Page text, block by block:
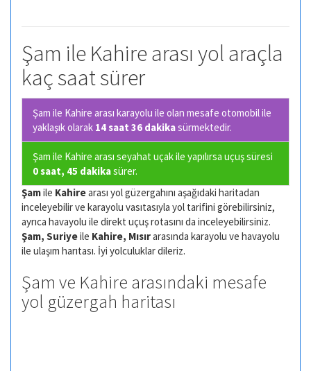
Şam ile Kahire arası yol araçla
kaç saat sürer
Şam ile Kahire arası karayolu ile olan mesafe otomobil ile
yaklaşık olarak 14 saat 36 dakikasürmektedir.
Şam ile Kahire arası seyahat uçak ile yapılırsa uçuş süresi
0 saat, 45 dakikasürer.
Şamile Kahirearası yol güzergahını aşağıdaki haritadan
inceleyebilir ve karayolu vasıtasıyla yol tarifini görebilirsiniz,
ayrıca havayolu ile direkt uçuş rotasını da inceleyebilirsiniz.
Şam, Suriyeile Kahire, Mısırarasında karayolu ve havayolu
ile ulaşım harıtası. İyi yolculuklar dileriz.
Şam ve Kahire arasındaki mesafe
yol güzergah haritası